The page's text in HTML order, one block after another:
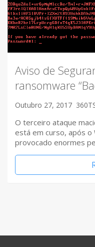
Aviso de
ransomware
Outubro 27, 2017
O terceiro ataque
está em curso, após
provocado enormes